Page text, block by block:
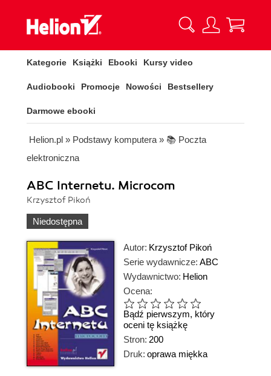
Kategorie Książki Ebooki Kursy video
Audiobooki Promocje Nowości Bestsellery
Darmowe ebooki
Helion.pl » Podstawy komputera » 📚 Poczta
elektroniczna
ABC Internetu. Microcom
Krzysztof Pikoń
Niedostępna
Autor: Krzysztof Pikoń
Serie wydawnicze: ABC
Wydawnictwo: Helion
Ocena:
Bądź pierwszym, który
oceni tę książkę
Stron: 200
Druk: oprawa miękka